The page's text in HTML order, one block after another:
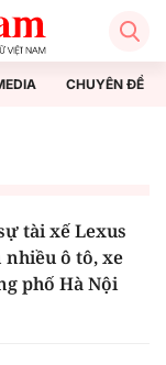
CHUYÊN ĐỀ
tài xế Lexus
ô tô, xe
phố Hà Nội